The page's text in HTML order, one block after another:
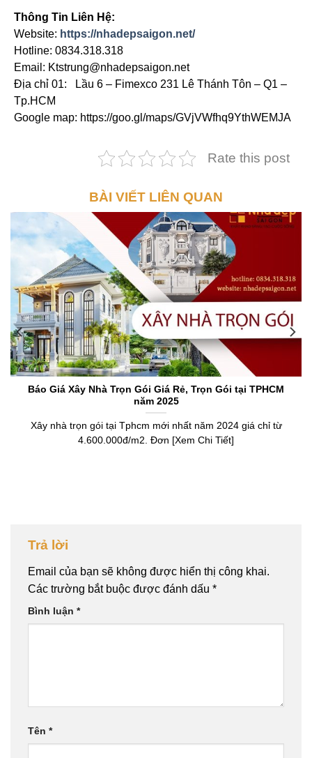
Thông Tin Liên Hệ:
Website: https://nhadepsaigon.net/
Hotline: 0834.318.318
Email: Ktstrung@nhadepsaigon.net
Địa chỉ 01: Lầu 6 – Fimexco 231 Lê Thánh Tôn – Q1 –
Tp.HCM
Google map: https://goo.gl/maps/GVjVWfhq9YthWEMJA
Rate this post
BÀI VIẾT LIÊN QUAN
Báo Giá Xây Nhà Trọn Gói Giá Rẻ, Trọn Gói tại TPHCM
năm 2025
Xây nhà trọn gói tại Tphcm mới nhất năm 2024 giá chỉ từ
4.600.000đ/m2. Đơn [Xem Chi Tiết]
Trả lời
Email của bạn sẽ không được hiển thị công khai.
Các trường bắt buộc được đánh dấu *
Bình luận *
Tên *